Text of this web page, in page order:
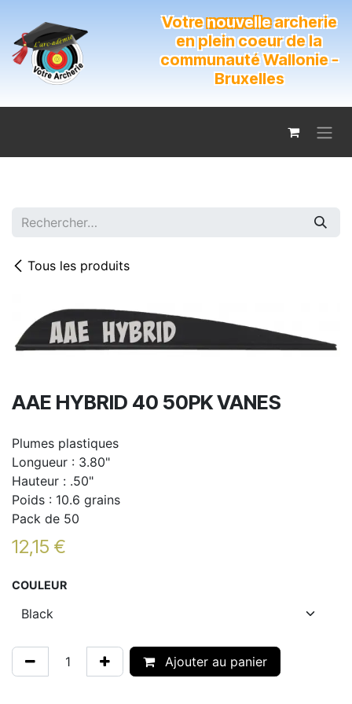
Votrenouvellearcherie
en plein coeur de la
communauté Wallonie -
Bruxelles
Tous les produits
AAE HYBRID 40 50PK VANES
Plumes plastiques
Longueur : 3.80"
Hauteur : .50"
Poids : 10.6 grains
Pack de 50
12,15 €
COULEUR
Ajouter au panier